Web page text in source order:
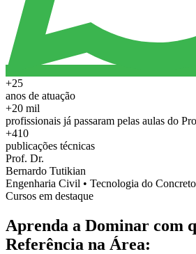
+25
anos de atuação
+20 mil
profissionais já passaram pelas aulas do
+410
publicações técnicas
Prof. Dr.
Bernardo Tutikian
Engenharia Civil • Tecnologia do Concreto
Cursos em destaque
Aprenda a Dominar com
Referência na Área: